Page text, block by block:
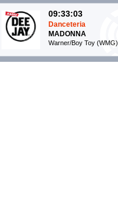
09:33:03
Danceteria
MADONNA
Warner/Boy Toy (WMG)